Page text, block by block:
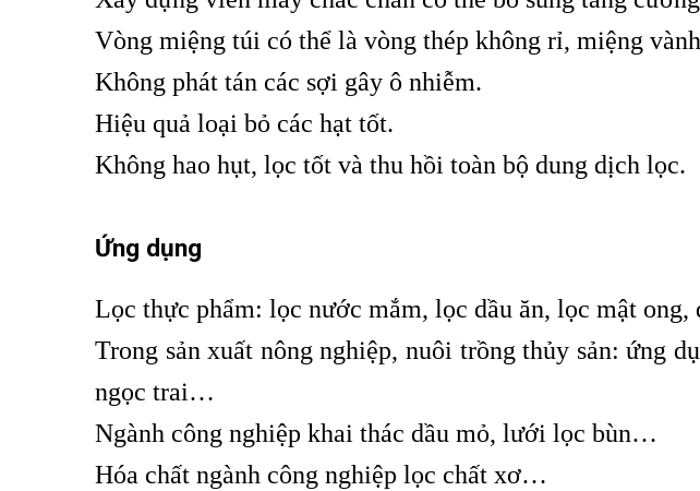
Vòng miệng túi có thể là vòng thép không rỉ, miệng
Không phát tán các sợi gây ô nhiễm.
Hiệu quả loại bỏ các hạt tốt.
Không hao hụt, lọc tốt và thu hồi toàn bộ dung dịch lọc.
Ứng dụng
Lọc thực phẩm: lọc nước mắm, lọc dầu ăn, lọc mật ong,
Trong sản xuất nông nghiệp, nuôi trồng thủy sản: ứng
ngọc trai…
Ngành công nghiệp khai thác dầu mỏ, lưới lọc bùn…
Hóa chất ngành công nghiệp lọc chất xơ…